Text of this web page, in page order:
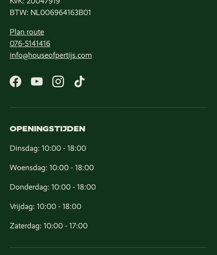
BTW: NL006964163B01
Plan route
076-5141416
info@houseofpertijs.com
Facebook
YouTubeInstagram
TikTok
OPENINGSTIJDEN
Dinsdag: 10:00 - 18:00
Woensdag: 10:00 - 18:00
Donderdag: 10:00 - 18:00
Vrijdag: 10:00 - 18:00
Zaterdag: 10:00 - 17:00